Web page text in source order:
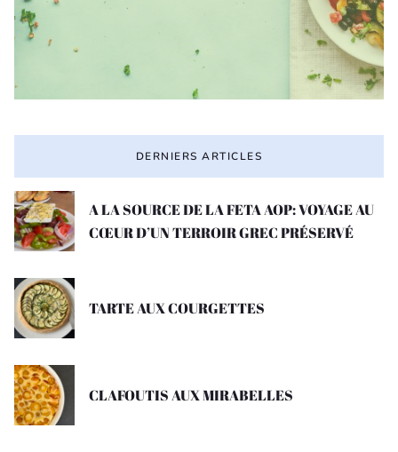
DERNIERS ARTICLES
A LA SOURCE DE LA FETA AOP: VOYAGE AU
CŒUR D’UN TERROIR GREC PRÉSERVÉ
TARTE AUX COURGETTES
CLAFOUTIS AUX MIRABELLES